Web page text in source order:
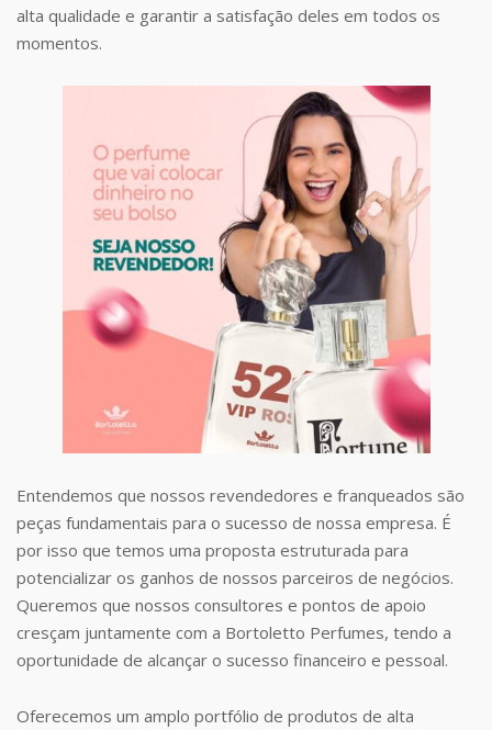
alta qualidade e garantir a satisfação deles em todos os
momentos.
Entendemos que nossos revendedores e franqueados são
peças fundamentais para o sucesso de nossa empresa. É
por isso que temos uma proposta estruturada para
potencializar os ganhos de nossos parceiros de negócios.
Queremos que nossos consultores e pontos de apoio
cresçam juntamente com a Bortoletto Perfumes, tendo a
oportunidade de alcançar o sucesso financeiro e pessoal.
Oferecemos um amplo portfólio de produtos de alta